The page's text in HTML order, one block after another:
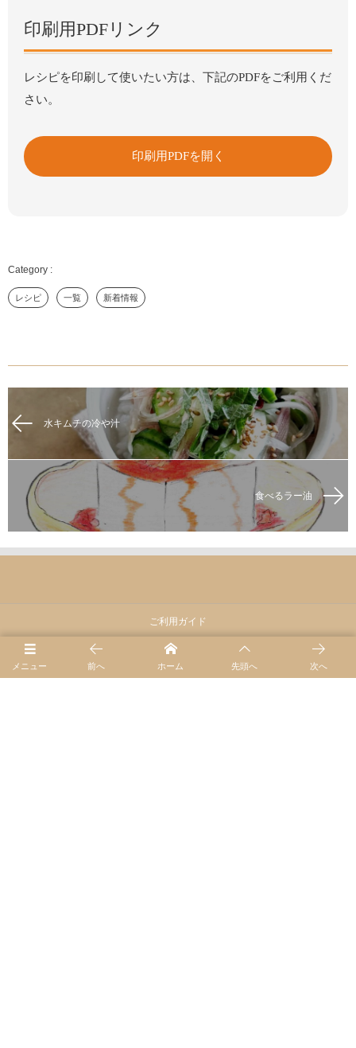
印刷用PDFリンク
レシピを印刷して使いたい方は、下記のPDFをご利用くだ
さい。
印刷用PDFを開く
レシピ 一覧 新着情報
水キムチの冷や汁
食べるラー油
ご利用ガイド
ホーム
メニュー 前へ ホーム 先頭へ 次へ